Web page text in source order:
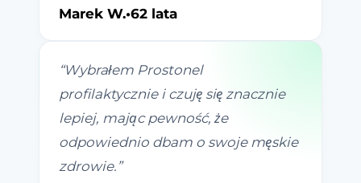
Marek W.•62 lata
“Wybrałem Prostonel
profilaktycznie i czuję się znacznie
lepiej, mając pewność, że
odpowiednio dbam o swoje męskie
zdrowie. ”